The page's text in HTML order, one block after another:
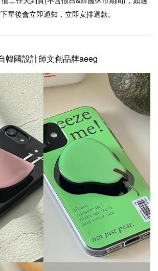
單後會立即通知，立即安排退款。
韓國設計師文創品牌aeeg